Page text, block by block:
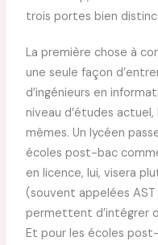
trois portes bien
La première chose à
une seule façon
d’ingénieurs en
niveau d’études
mêmes. Un lycéen
écoles post-bac
en licence, lui, visera
(souvent appelées AST
permettent d’intégrer
Et pour les écoles